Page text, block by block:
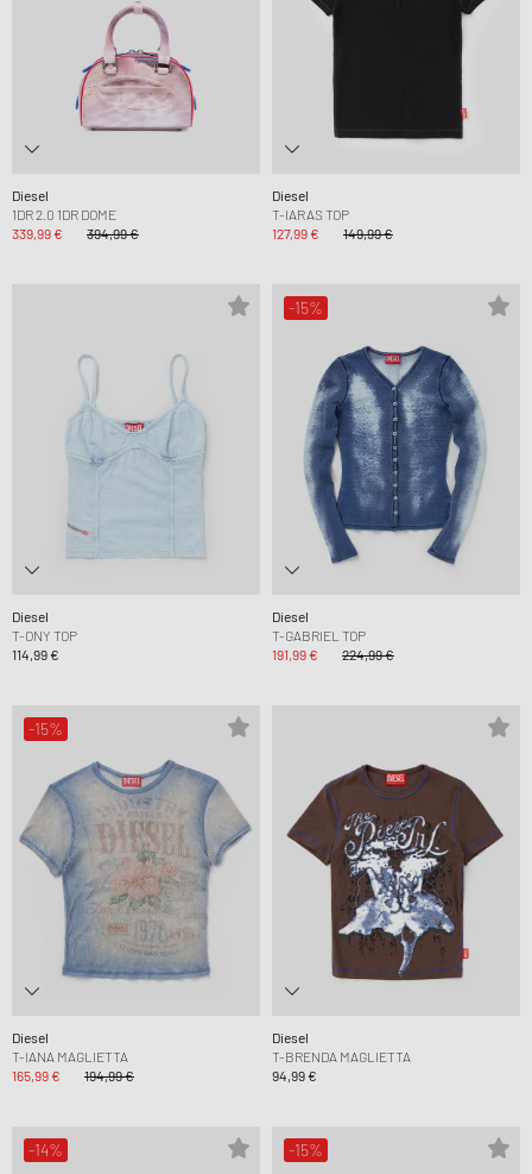
Diesel
1DR 2.0 1DR DOME
339,99 €
394,99 €
Diesel
T-IARAS TOP
127,99 €
149,99 €
Diesel
T-ONY TOP
114,99 €
-15%
Diesel
T-GABRIEL TOP
191,99 €
224,99 €
-15%
Diesel
T-IANA MAGLIETTA
165,99 €
194,99 €
Diesel
T-BRENDA MAGLIETTA
94,99 €
-14% -15%